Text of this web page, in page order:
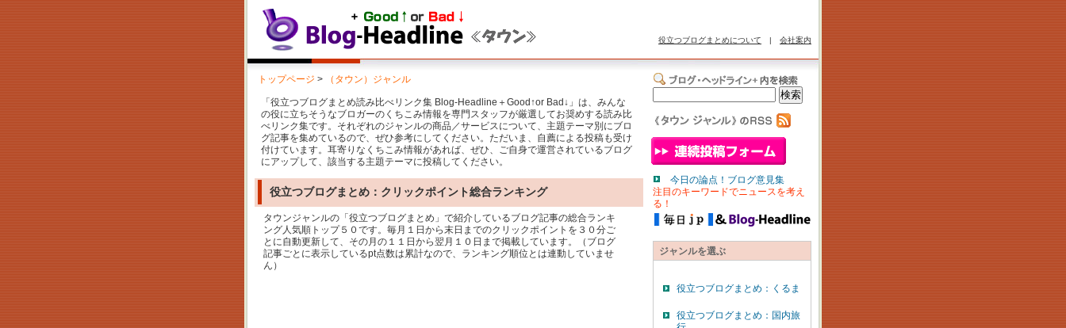
役立つブログまとめについて | 会社案内
トップページ > （タウン）ジャンル
「役立つブログまとめ読み比べリンク集 Blog-Headline＋Good↑or Bad↓」は、みんな
の役に立ちそうなブロガーのくちこみ情報を専門スタッフが厳選してお奨めする読み比
べリンク集です。それぞれのジャンルの商品／サービスについて、主題テーマ別にブロ
グ記事を集めているので、ぜひ参考にしてください。ただいま、自薦による投稿も受け
付けています。耳寄りなくちこみ情報があれば、ぜひ、ご自身で運営されているブログ
にアップして、該当する主題テーマに投稿してください。
役立つブログまとめ：クリックポイント総合ランキング
タウンジャンルの「役立つブログまとめ」で紹介しているブログ記事の総合ランキ
ング人気順トップ５０です。毎月１日から末日までのクリックポイントを３０分ご
とに自動更新して、その月の１１日から翌月１０日まで掲載しています。（ブログ
記事ごとに表示しているpt点数は累計なので、ランキング順位とは連動していませ
ん）
今日の論点！ブログ意見集
注目のキーワードでニュースを考え
る！
ジャンルを選ぶ
役立つブログまとめ：くるま
役立つブログまとめ：国内旅